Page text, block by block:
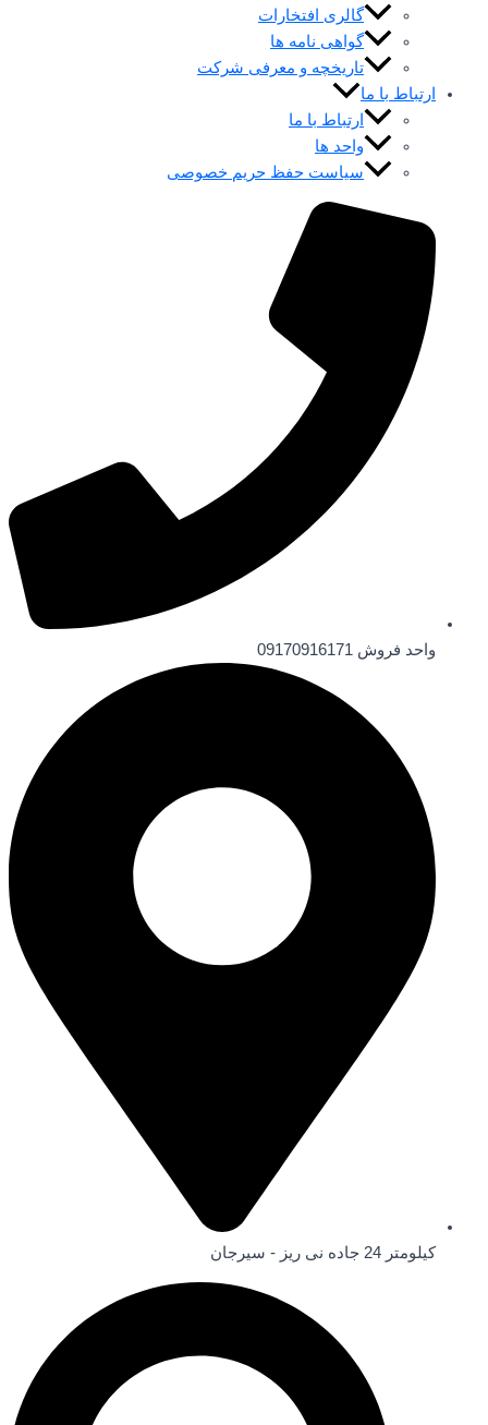
گالری افتخارات
گواهی نامه ها
تاریخچه و معرفی شرکت
ارتباط با ما
ارتباط با ما
واحد ها
سیاست حفظ حریم خصوصی
واحد فروش 09170916171
کیلومتر 24 جاده نی ریز - سیرجان